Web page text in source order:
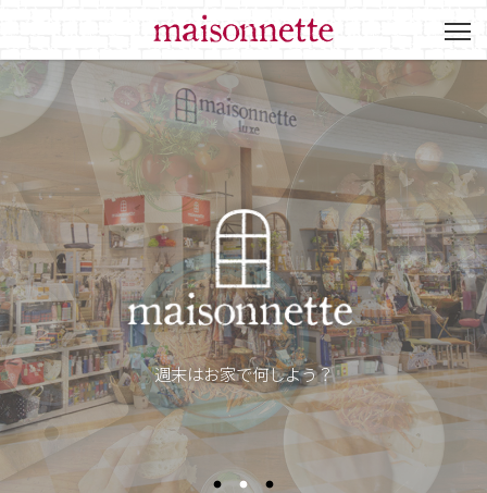
週末はお家で何しよう？